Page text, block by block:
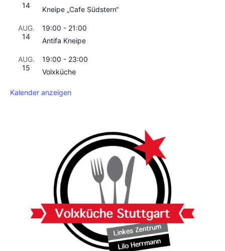
14
Kneipe „Cafe Südstern“
AUG.
14
19:00 - 21:00
Antifa Kneipe
AUG.
15
19:00 - 23:00
Volxküche
Kalender anzeigen